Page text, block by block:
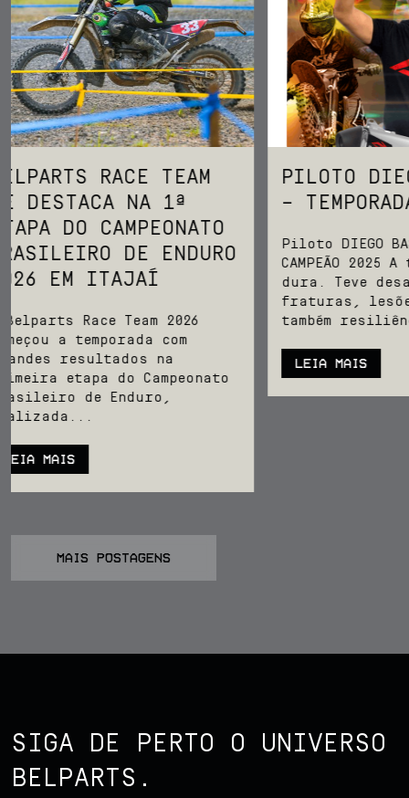
Início
Produtos
Team BelParts
Seja um revendedor
PILOTO DIEGO BASILIO
– TEMPORADA 2025
Piloto DIEGO BASILIO –
CAMPEÃO 2025 A temporada foi
dura. Teve desafios, quedas,
também resiliência, foco...
LEIA MAIS
PATRIK
2025 E
O Brasil
mundial
MAIS POSTAGENS
SIGA DE PERTO O UNIVERSO
BELPARTS.